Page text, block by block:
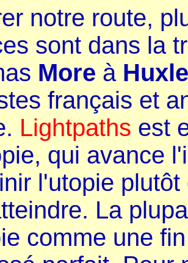
notre route,
sont dans la
More à
français et
Lightpaths est
qui avance
l'utopie
La
comme une